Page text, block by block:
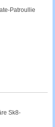
Patroullie
Sk8-